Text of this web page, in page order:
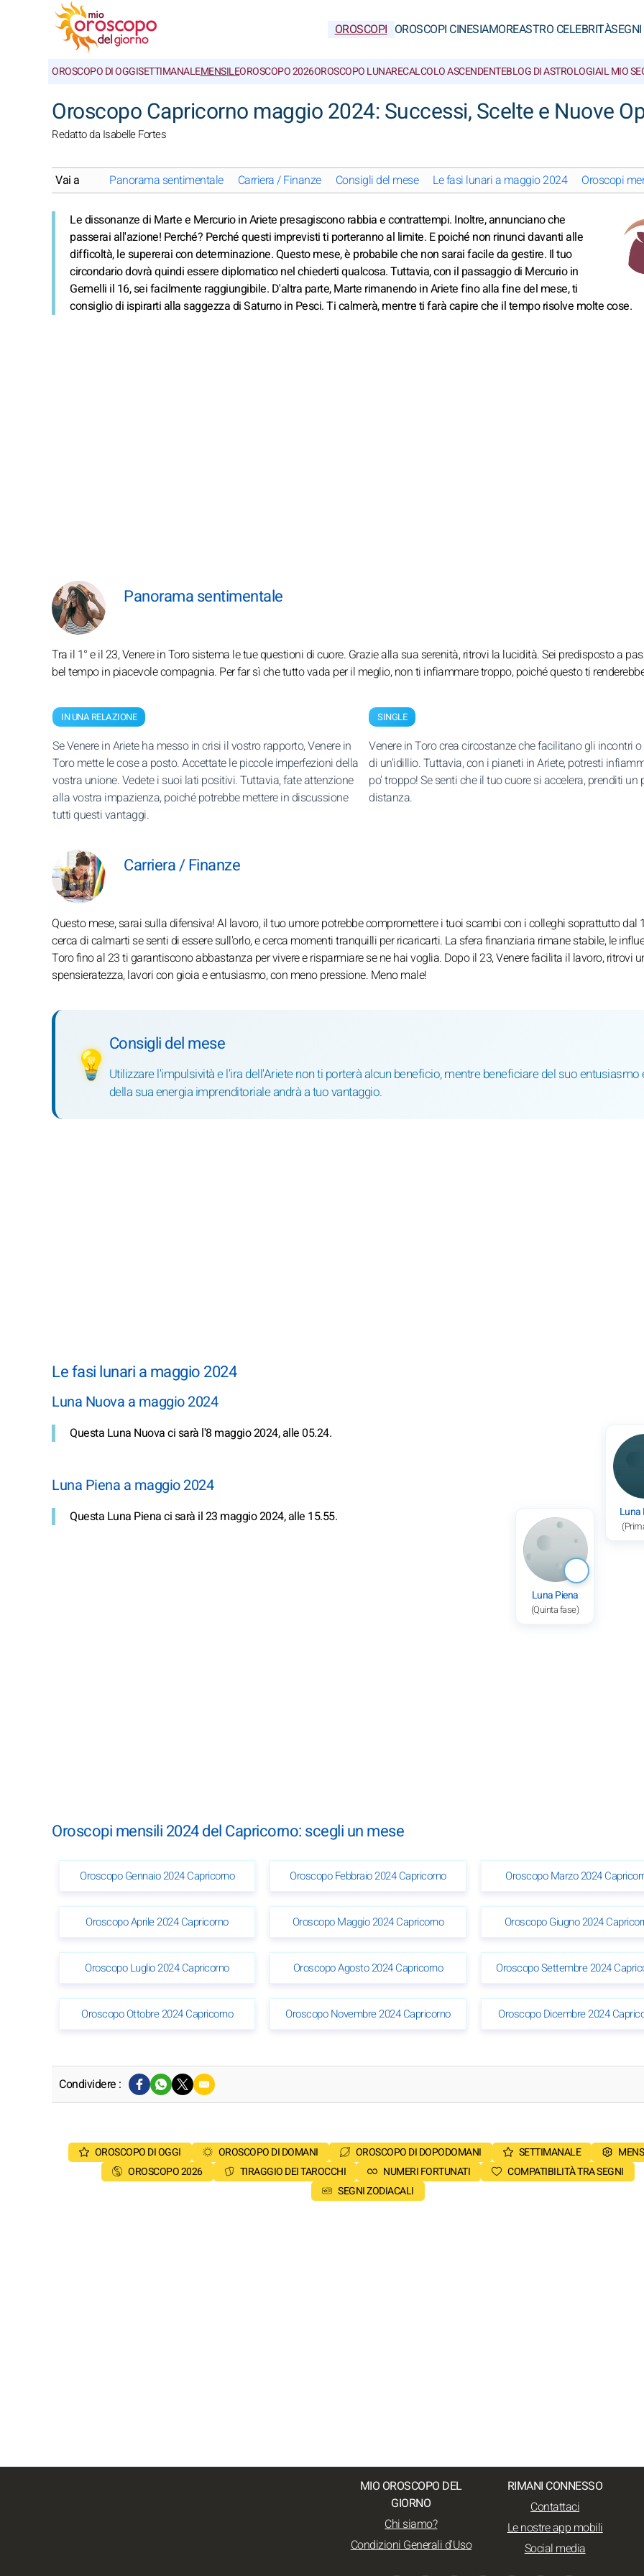
OROSCOPI OROSCOPI CINESIAMOREASTRO CELEBRITÀ
OROSCOPO DI OGGISETTIMANALEMENSILEOROSCOPO 2026OROSCOPO LUNARECALCOLO ASCENDENTEBLOG DI ASTROLOGIAIL MIO
Oroscopo Capricorno maggio 2024: Successi, Scelte e Nuove
Redatto da Isabelle Fortes
Vai a Panorama sentimentale Carriera / Finanze Consigli del mese Le fasi lunari a maggio 2024 Oroscopi
Le dissonanze di Marte e Mercurio in Ariete presagiscono rabbia e contrattempi. Inoltre, annunciano che
passerai all'azione! Perché? Perché questi imprevisti ti porteranno al limite. E poiché non rinunci davanti alle
difficoltà, le supererai con determinazione. Questo mese, è probabile che non sarai facile da gestire. Il tuo
circondario dovrà quindi essere diplomatico nel chiederti qualcosa. Tuttavia, con il passaggio di Mercurio in
Gemelli il 16, sei facilmente raggiungibile. D'altra parte, Marte rimanendo in Ariete fino alla fine del mese, ti
consiglio di ispirarti alla saggezza di Saturno in Pesci. Ti calmerà, mentre ti farà capire che il tempo risolve molte cose.
Panorama sentimentale
Tra il 1° e il 23, Venere in Toro sistema le tue questioni di cuore. Grazie alla sua serenità, ritrovi la lucidità. Sei predisposto a
bel tempo in piacevole compagnia. Per far sì che tutto vada per il meglio, non ti infiammare troppo, poiché questo ti
IN UNA RELAZIONE
Se Venere in Ariete ha messo in crisi il vostro rapporto, Venere in
Toro mette le cose a posto. Accettate le piccole imperfezioni della
vostra unione. Vedete i suoi lati positivi. Tuttavia, fate attenzione
alla vostra impazienza, poiché potrebbe mettere in discussione
tutti questi vantaggi.
SINGLE
Venere in Toro crea circostanze che facilitano gli incontri
di un'idillio. Tuttavia, con i pianeti in Ariete, potresti
po' troppo! Se senti che il tuo cuore si accelera, prenditi un
distanza.
Carriera / Finanze
Questo mese, sarai sulla difensiva! Al lavoro, il tuo umore potrebbe compromettere i tuoi scambi con i colleghi soprattutto dal
cerca di calmarti se senti di essere sull'orlo, e cerca momenti tranquilli per ricaricarti. La sfera finanziaria rimane stabile, le
Toro fino al 23 ti garantiscono abbastanza per vivere e risparmiare se ne hai voglia. Dopo il 23, Venere facilita il lavoro, ritrovi
spensieratezza, lavori con gioia e entusiasmo, con meno pressione. Meno male!
💡
Consigli del mese
Utilizzare l'impulsività e l'ira dell'Ariete non ti porterà alcun beneficio, mentre beneficiare del suo entusiasmo
della sua energia imprenditoriale andrà a tuo vantaggio.
Le fasi lunari a maggio 2024
Luna Nuova a maggio 2024
Luna
Questa Luna Nuova ci sarà l'8 maggio 2024, alle 05.24.
Luna Piena a maggio 2024
Luna Piena
(Quinta fase)
Questa Luna Piena ci sarà il 23 maggio 2024, alle 15.55.
Oroscopi mensili 2024 del Capricorno: scegli un mese
Oroscopo Gennaio 2024 Capricorno Oroscopo Febbraio 2024 Capricorno Oroscopo Marzo 2024
Oroscopo Aprile 2024 Capricorno Oroscopo Maggio 2024 Capricorno Oroscopo Giugno 2024
Oroscopo Luglio 2024 Capricorno Oroscopo Agosto 2024 Capricorno Oroscopo Settembre 2024
Oroscopo Ottobre 2024 Capricorno Oroscopo Novembre 2024 Capricorno Oroscopo Dicembre 2024
Condividere :
OROSCOPO DI OGGI OROSCOPO DI DOMANI OROSCOPO DI DOPODOMANI SETTIMANALE
OROSCOPO 2026
TIRAGGIO DEI TAROCCHI NUMERI FORTUNATI
COMPATIBILITÀ TRA SEGNI
SEGNI ZODIACALI
MIO OROSCOPO DEL
GIORNO
Chi siamo?
Condizioni Generali d'Uso
RIMANI CONNESSO
Contattaci
Le nostre app mobili
Social media